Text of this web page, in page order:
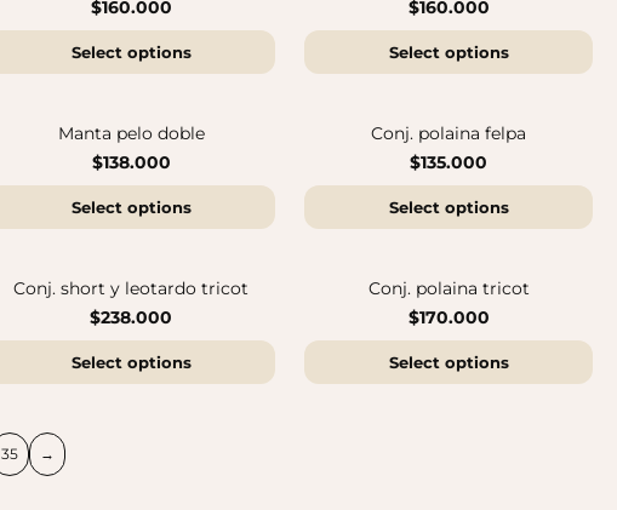
$160.000
Select options
$160.000
Select options
Manta pelo doble
$138.000
Select options
Conj. polaina felpa
$135.000
Select options
Conj. short y leotardo tricot
$238.000
Select options
Conj. polaina tricot
$170.000
Select options
35 →
Botas Splash Euri Borreguito
$175.000